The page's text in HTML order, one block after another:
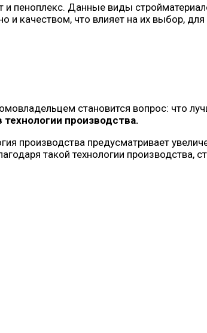
и пеноплекс. Данные виды
и качеством, что влияет на их выбор,
становится вопрос: что
производства.
производства предусматривает
такой технологии производства,